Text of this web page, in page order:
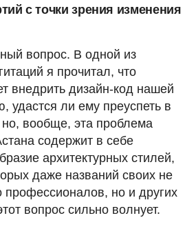
с точки зрения изменения
вопрос. В одной из
я прочитал, что
внедрить дизайн-код нашей
удастся ли ему преуспеть в
вообще, эта проблема
содержит в себе
архитектурных стилей,
даже названий своих не
профессионалов, но и других
вопрос сильно волнует.